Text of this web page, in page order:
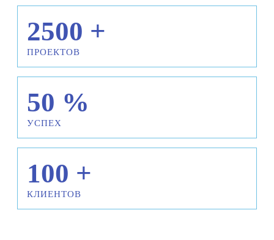
2500 +
ПРОЕКТОВ
50 %
УСПЕХ
100 +
КЛИЕНТОВ